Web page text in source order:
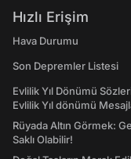
Hızlı Erişim
Hava Durumu
Son Depremler Listesi
Evlilik Yıl Dönümü
Evlilik Yıl dönümü
Rüyada Altın Görmek:
Saklı Olabilir!